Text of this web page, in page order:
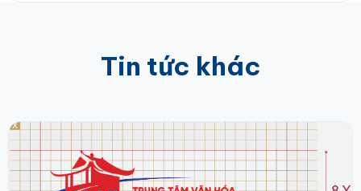
Tin tức khác